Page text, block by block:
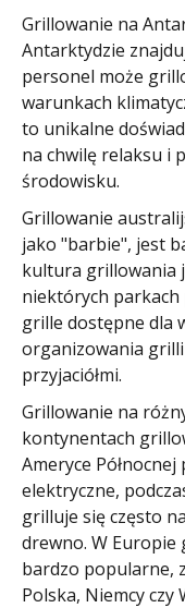
Grillowanie na
Antarktydzie
personel może
warunkach
to unikalne
na chwilę relaksu i
środowisku.
Grillowanie
jako "barbie", jest
kultura grillowania
niektórych parkach
grille dostępne dla
organizowania
przyjaciółmi.
Grillowanie na
kontynentach
Ameryce
elektryczne,
grilluje się często
drewno. W
bardzo popularne,
Polska, Niemcy czy